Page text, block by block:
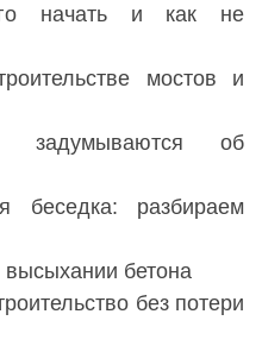
начать и как не
мостов и
задумываются об
беседка: разбираем
бетона
без потери